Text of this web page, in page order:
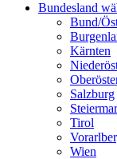
Bundesland
Bund/
Kärnten
Salzburg
Tirol
Wien